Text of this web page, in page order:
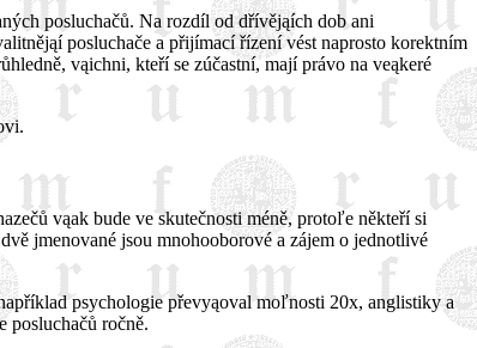
posluchačů. Na rozdíl od dřívějąích dob ani
posluchače a přijímací řízení vést naprosto korektním
vąichni, kteří se zúčastní, mají právo na veąkeré
vąak bude ve skutečnosti méně, protoľe někteří si
jmenované jsou mnohooborové a zájem o jednotlivé
psychologie převyąoval moľnosti 20x, anglistiky a
ročně.